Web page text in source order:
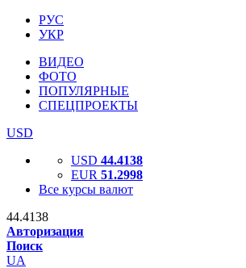
РУС
УКР
ВИДЕО
ФОТО
ПОПУЛЯРНЫЕ
СПЕЦПРОЕКТЫ
USD
USD 44.4138
EUR 51.2998
Все курсы валют
44.4138
Авторизация
Поиск
UA